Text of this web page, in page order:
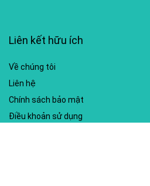
Liên kết hữu ích
Về chúng tôi
Liên hệ
Chính sách bảo mật
Điều khoản sử dụng